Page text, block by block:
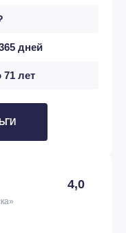
дней
71 лет
4,0